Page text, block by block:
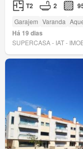
T2 2
Garajem Varanda
Há 19 dias
SUPERCASA - IAT -